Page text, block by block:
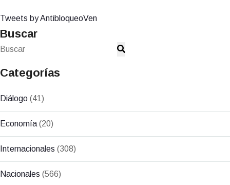
Tweets by AntibloqueoVen
Buscar
Categorías
Diálogo (41)
Economía (20)
Internacionales (308)
Nacionales (566)